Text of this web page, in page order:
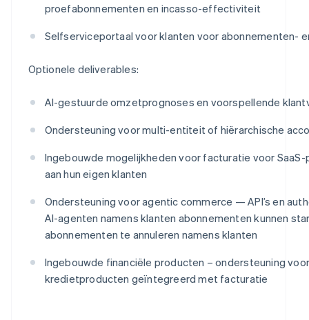
proefabonnementen en incasso-effectiviteit
Selfserviceportaal voor klanten voor abonnementen-
Optionele deliverables:
AI-gestuurde omzetprognoses en voorspellende
Ondersteuning voor multi-entiteit of hiërarchische
Ingebouwde mogelijkheden voor facturatie voor
aan hun eigen klanten
Ondersteuning voor agentic commerce — API’s en
AI-agenten namens klanten abonnementen kunnen
abonnementen te annuleren namens klanten
Ingebouwde financiële producten – ondersteuning
kredietproducten geïntegreerd met facturatie